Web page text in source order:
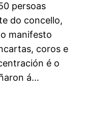
persoas
do concello,
manifesto
coros e
é o
á…